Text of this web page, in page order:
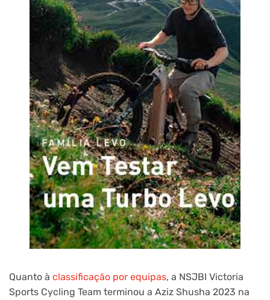
Quanto à classificação por equipas, a NSJBI Victoria
Sports Cycling Team terminou a Aziz Shusha 2023 na